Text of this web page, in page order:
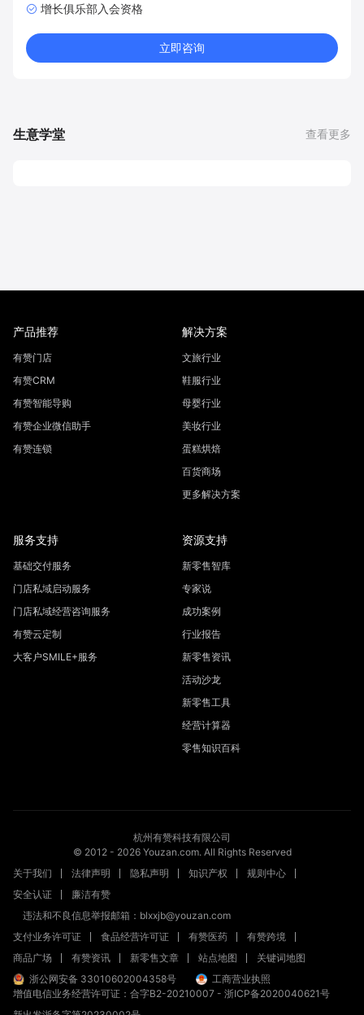
增长俱乐部入会资格
立即咨询
生意学堂 查看更多
产品推荐
有赞门店
有赞CRM
有赞智能导购
有赞企业微信助手
有赞连锁
解决方案
文旅行业
鞋服行业
母婴行业
美妆行业
蛋糕烘焙
百货商场
更多解决方案
服务支持
基础交付服务
门店私域启动服务
门店私域经营咨询服务
有赞云定制
大客户SMILE+服务
资源支持
新零售智库
专家说
成功案例
行业报告
新零售资讯
活动沙龙
新零售工具
经营计算器
零售知识百科
杭州有赞科技有限公司
© 2012 - 2026Youzan.com. All Rights Reserved
关于我们
法律声明 隐私声明 知识产权
规则中心
安全认证
廉洁有赞
违法和不良信息举报邮箱：blxxjb@youzan.com
支付业务许可证
食品经营许可证 有赞医药
有赞跨境
商品广场
有赞资讯 新零售文章 站点地图
关键词地图
浙公网安备 33010602004358号
工商营业执照
增值电信业务经营许可证：合字B2-20210007 - 浙ICP备2020040621号